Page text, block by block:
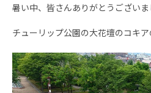
暑い中、皆さんありがとうございま
チューリップ公園の大花壇のコキ